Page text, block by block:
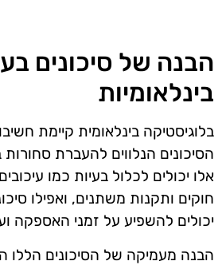
הבנה של סיכונים
בינלאומיות
בלוגיסטיקה בינלאומית קיימת
הסיכונים הנלווים להעברת סחורות
אלו יכולים לכלול בעיות כמו
חוקים ותקנות משתנים, ואפילו
יכולים להשפיע על זמני האספקה
הבנה מעמיקה של הסיכונים הללו